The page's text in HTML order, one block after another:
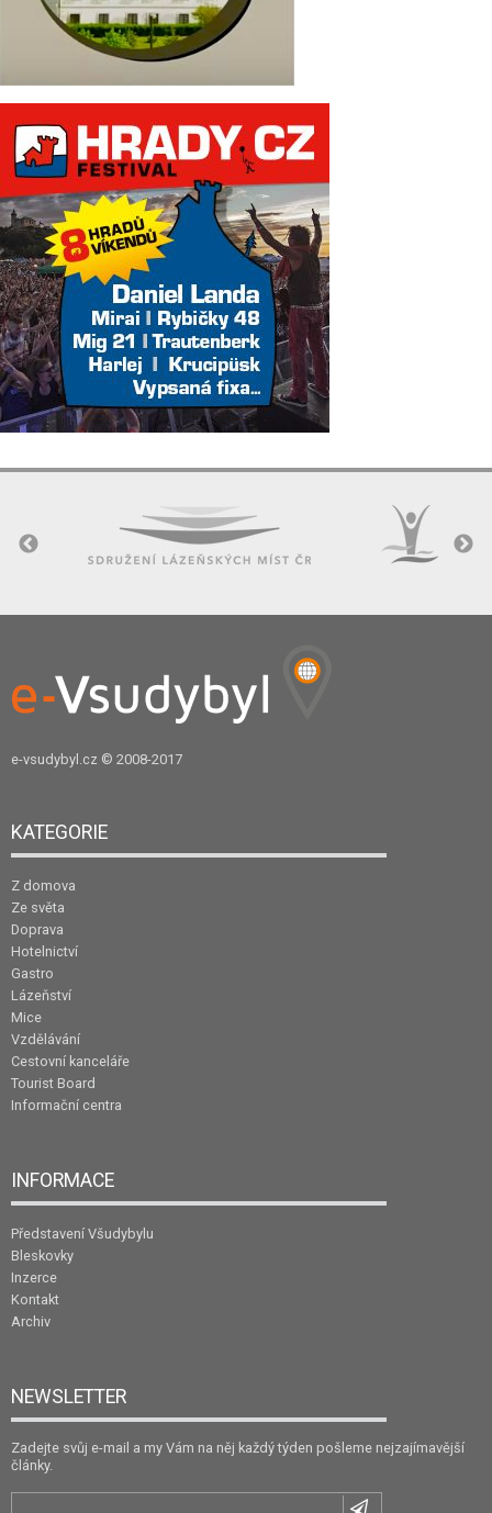
e-vsudybyl.cz © 2008-2017
KATEGORIE
Z domova
Ze světa
Doprava
Hotelnictví
Gastro
Lázeňství
Mice
Vzdělávání
Cestovní kanceláře
Tourist Board
Informační centra
INFORMACE
Představení Všudybylu
Bleskovky
Inzerce
Kontakt
Archiv
NEWSLETTER
Zadejte svůj e-mail a my Vám na něj každý týden pošleme nejzajímavější
články.